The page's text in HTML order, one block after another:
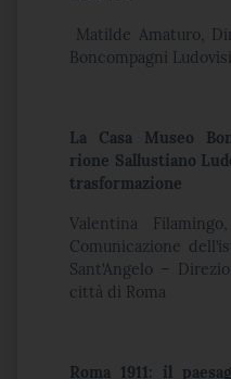
Matilde Amaturo,
Boncompagni Ludovisi
La Casa Museo
rione Sallustiano
trasformazione
Valentina
Comunicazione
Sant’Angelo –
città di Roma
Roma 1911: il